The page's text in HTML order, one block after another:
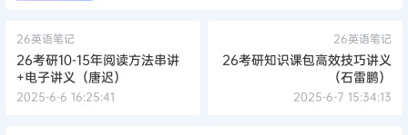
26英语笔记
26考研10-15年阅读方法串讲
+电子讲义（唐迟）
2025-6-6 16:25:41
26英语笔记
26考研知识课包高效技巧讲义
（石雷鹏）
2025-6-7 15:34:13